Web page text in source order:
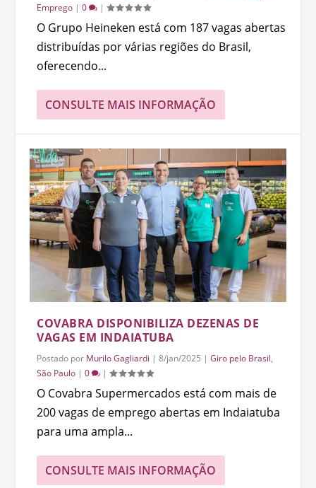
Emprego |0 |
O Grupo Heineken está com 187 vagas abertas
distribuídas por várias regiões do Brasil,
oferecendo...
CONSULTE MAIS INFORMAÇÃO
COVABRA DISPONIBILIZA DEZENAS DE
VAGAS EM INDAIATUBA
Postado por Murilo Gagliardi |8/jan/2025 |Giro pelo Brasil,
São Paulo |0 |
O Covabra Supermercados está com mais de
200 vagas de emprego abertas em Indaiatuba
para uma ampla...
CONSULTE MAIS INFORMAÇÃO